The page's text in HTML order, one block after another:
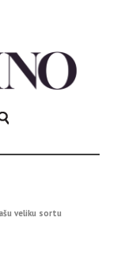
veliku sortu